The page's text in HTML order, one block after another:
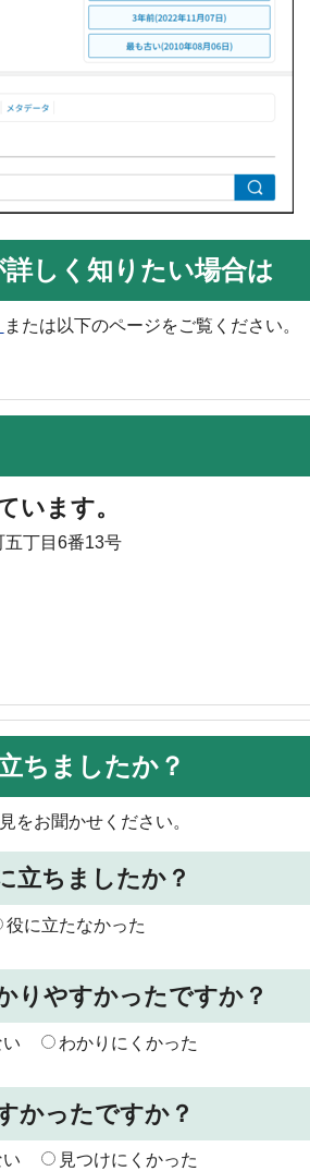
詳しく知りたい場合は
または以下のページをご覧ください。
います。
丁目6番13号
ちましたか？
をお聞かせください。
立ちましたか？
役に立たなかった
りやすかったですか？
わかりにくかった
かったですか？
見つけにくかった